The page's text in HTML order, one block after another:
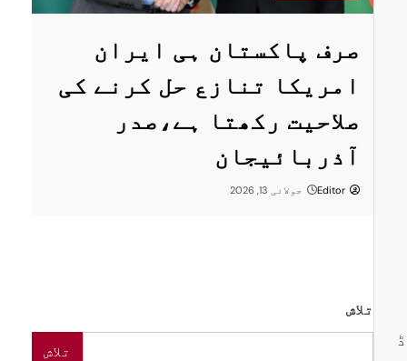
صرف پاکستان ہی ایران
امریکا تنازع حل کرنے کی
صلاحیت رکھتا ہے،صدر
آذربائیجان
Editor جولائی 13, 2026
تلاش
تلاش